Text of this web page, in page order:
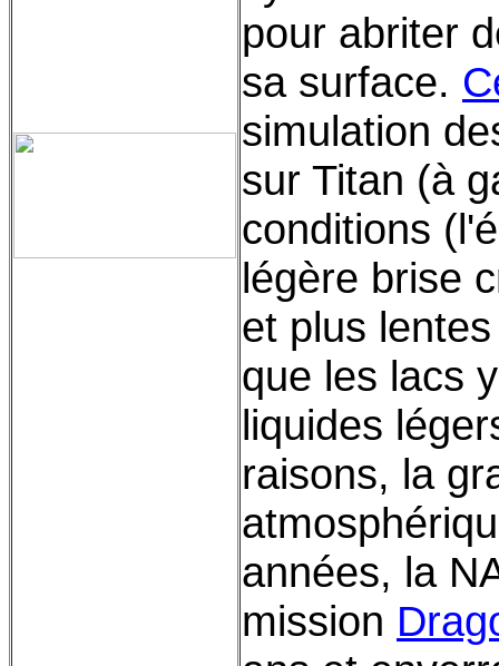
pour abriter
sa surface.
simulation
sur Titan (à
conditions
légère brise
et plus
que les lacs
liquides
raisons, la
années, la
mission